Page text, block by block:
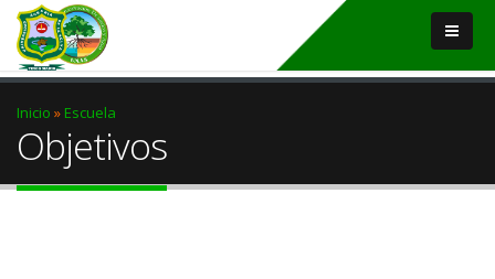
Usted está aquí
Inicio » Escuela
Objetivos